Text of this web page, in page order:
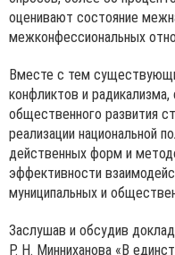
оценивают состояние
межконфессиональных
Вместе с тем
конфликтов и
общественного развития
реализации национальной
действенных форм и
эффективности
муниципальных и
Заслушав и обсудив
Р. Н. Минниханова «В